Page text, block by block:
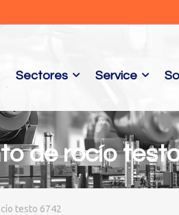
Sectores Service
de rocío
testo 6742